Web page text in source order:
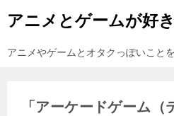
アニメとゲームが好
アニメやゲームとオタクっぽいこと
「アーケードゲーム